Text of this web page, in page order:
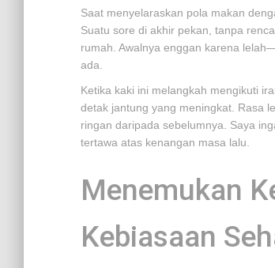
Saat menyelaraskan pola makan
Suatu sore di akhir pekan, tanpa
rumah. Awalnya enggan karena
ada.
Ketika kaki ini melangkah mengikuti
detak jantung yang meningkat. Rasa
ringan daripada sebelumnya. Saya
tertawa atas kenangan masa lalu.
Menemukan
Kebiasaan